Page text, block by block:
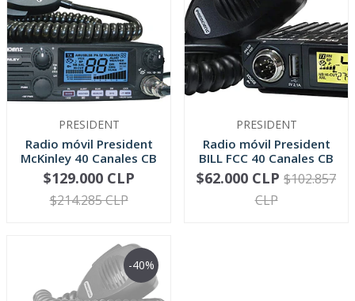
PRESIDENT
Radio móvil President
McKinley 40 Canales CB
12...
+
$129.000 CLP
$214.285 CLP
PRESIDENT
Radio móvil President
BILL FCC 40 Canales CB
12V
+
-
$62.000 CLP $102.857
CLP
-40%